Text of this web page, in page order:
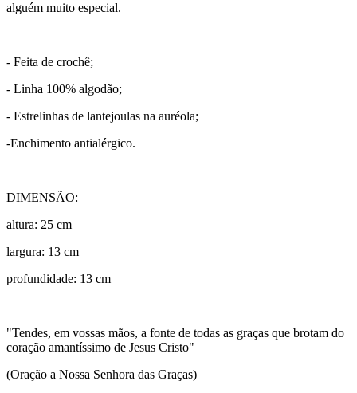
alguém muito especial.
- Feita de crochê;
- Linha 100% algodão;
- Estrelinhas de lantejoulas na auréola;
-Enchimento antialérgico.
DIMENSÃO:
altura: 25 cm
largura: 13 cm
profundidade: 13 cm
"Tendes, em vossas mãos, a fonte de todas as graças que brotam do
coração amantíssimo de Jesus Cristo"
(Oração a Nossa Senhora das Graças)